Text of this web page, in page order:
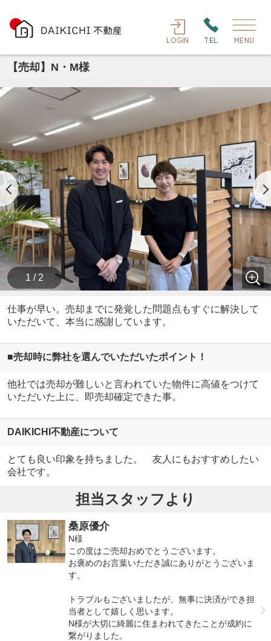
LOGIN TEL MENU
【売却】N・M様
1 / 2
仕事が早い。売却までに発覚した問題点もすぐに解決して
いただいて、本当に感謝しています。
■売却時に弊社を選んでいただいたポイント！
他社では売却が難しいと言われていた物件に高値をつけて
いただいた上に、即売却確定できた事。
DAIKICHI不動産について
とても良い印象を持ちました。 友人にもおすすめしたい
会社です。
担当スタッフより
桑原優介
N様
この度はご売却おめでとうございます。
お褒めのお言葉いただき誠にありがとうございま
す。
トラブルもございましたが、無事に決済ができ担
当者として嬉しく思います。
N様が大切に綺麗に住まわれてきたことが成約に
繋がりました。